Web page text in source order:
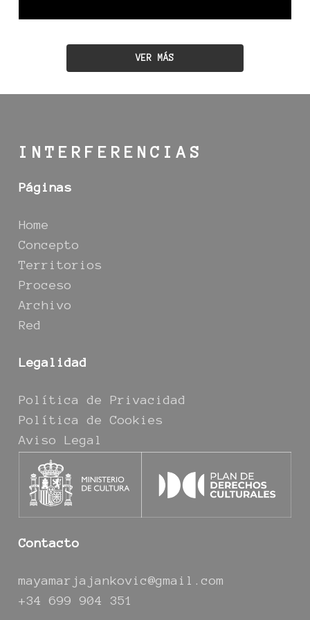
VER MÁS
INTERFERENCIAS
Páginas
Home
Concepto
Territorios
Proceso
Archivo
Red
Legalidad
Política de Privacidad
Política de Cookies
Aviso Legal
Contacto
mayamarjajankovic@gmail.com
+34 699 904 351